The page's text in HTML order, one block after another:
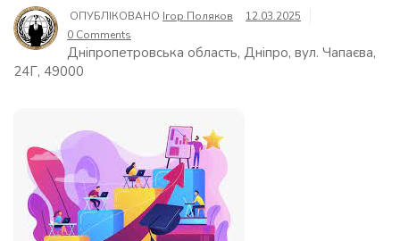
ОПУБЛІКОВАНО Ігор Поляков
12.03.2025
0 Comments
Дніпропетровська область, Дніпро, вул. Чапаєва,
24Г, 49000